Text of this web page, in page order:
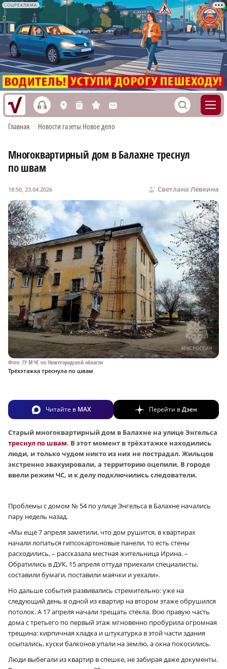
СОЦРЕКЛАМА
h L n s M S
Главная • Новости газеты Новое дело
Многоквартирный дом в Балахне треснул
по швам
Светлана Лёвкина
18:50, 23.04.2026
Фото: ГУ МЧС по Нижегородской области
Трёхэтажка треснула по швам
Читайте в MAX Перейти вДзен
Старый многоквартирный дом в Балахне на улице Энгельса
треснул по швам. В этот момент в трёхэтажке находились
люди, и только чудом никто из них не пострадал. Жильцов
экстренно эвакуировали, а территорию оцепили. В городе
ввели режим ЧС, и к делу подключились следователи.
Проблемы с домом № 54 по улице Энгельса в Балахне начались
пару недель назад.
«Мы ещё 7 апреля заметили, что дом рушится, в квартирах
начали лопаться гипсокартоновые панели, то есть стены
расходились, – рассказала местная жительница Ирина. –
Обратились в ДУК, 15 апреля оттуда приехали специалисты,
составили бумаги, поставили маячки и уехали».
Но дальше события развивались стремительно: уже на
следующий день в одной из квартир на втором этаже обрушился
потолок. А 17 апреля начали трещать стёкла. Всю правую часть
дома с третьего по первый этаж мгновенно пробурила огромная
трещина: кирпичная кладка и штукатурка в этой части здания
осыпались, куски балконов упали на землю, а окна покосились.
Люди выбегали из квартир в спешке, не забирая даже документы.